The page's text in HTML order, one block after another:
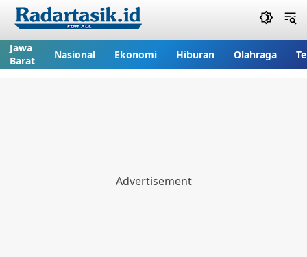
Jawa
Barat
Nasional Ekonomi Hiburan Olahraga